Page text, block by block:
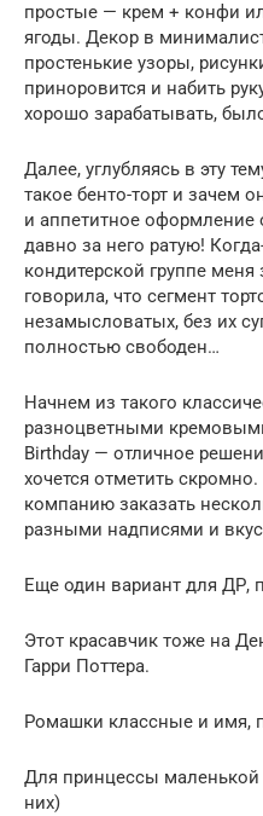
простые — крем + конфи
ягоды. Декор в
простенькие узоры,
приноровится и набить
хорошо зарабатывать,
Далее, углубляясь в эту
такое бенто-торт и зачем
и аппетитное оформление
давно за него ратую!
кондитерской группе
говорила, что сегмент
незамысловатых, без их
полностью свободен…
Начнем из такого
разноцветными
Birthday — отличное
хочется отметить
компанию заказать
разными надписями и
Еще один вариант для ДР,
Этот красавчик тоже на
Гарри Поттера.
Ромашки классные и имя,
Для принцессы
них)